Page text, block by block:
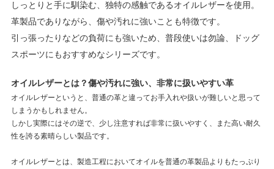
しっとりと手に馴染む、独特の感触であるオイルレザーを使用。
革製品でありながら、傷や汚れに強いことも特徴です。
引っ張ったりなどの負荷にも強いため、普段使いは勿論、ドッグ
スポーツにもおすすめなシリーズです。
オイルレザーとは？傷や汚れに強い、非常に扱いやすい革
オイルレザーというと、普通の革と違ってお手入れや扱いが難しいと思って
しまうかもしれません。
しかし実際にはその逆で、少し注意すれば非常に扱いやすく、また高い耐久
性を誇る素晴らしい製品です。
オイルレザーとは、製造工程においてオイルを普通の革製品よりもたっぷり